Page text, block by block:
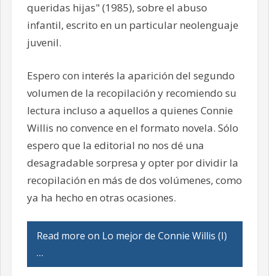
queridas hijas" (1985), sobre el abuso
infantil, escrito en un particular neolenguaje
juvenil.
Espero con interés la aparición del segundo
volumen de la recopilación y recomiendo su
lectura incluso a aquellos a quienes Connie
Willis no convence en el formato novela. Sólo
espero que la editorial no nos dé una
desagradable sorpresa y opter por dividir la
recopilación en más de dos volúmenes, como
ya ha hecho en otras ocasiones.
Read more on Lo mejor de Connie Willis (I)
…